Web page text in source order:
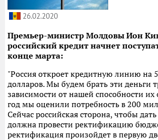
26.02.2020
Премьер-министр Молдовы Ион
российский кредит начнет
конце марта:
"Россия откроет кредитную линию на
долларов. Мы будем брать эти деньги
зависимости от нашей способности их
год мы оценили потребность в 200
Сейчас российская сторона, чтобы
должна провести ректификацию
ректификация произойдет в первую